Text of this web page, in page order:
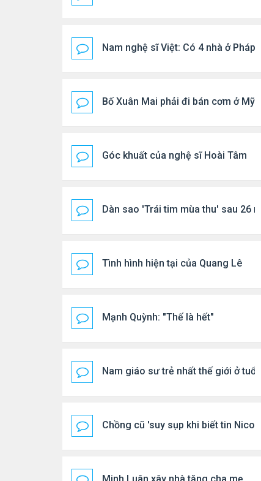
Nam nghệ sĩ Việt: Có 4 nhà ở Pháp,
Bố Xuân Mai phải đi bán cơm ở Mỹ
Góc khuất của nghệ sĩ Hoài Tâm
Dàn sao 'Trái tim mùa thu' sau 26
Tình hình hiện tại của Quang Lê
Mạnh Quỳnh: "Thế là hết"
Nam giáo sư trẻ nhất thế giới ở tuổi
Chồng cũ 'suy sụp khi biết tin